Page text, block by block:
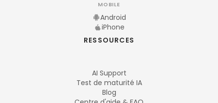
MOBILE
Android
iPhone
RESSOURCES
AI Support
Test de maturité IA
Blog